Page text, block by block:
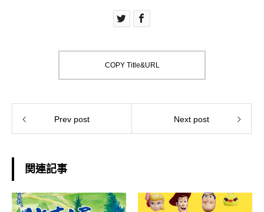
COPY Title&URL
Prev post Next post
関連記事